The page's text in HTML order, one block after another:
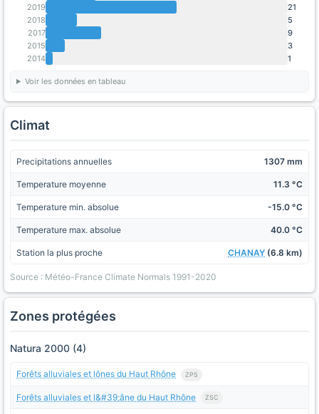
2019
21
2018
5
2017
9
2015
3
2014
1
Voir les données en tableau
Climat
Precipitations annuelles 1307 mm
Temperature moyenne 11.3 °C
Temperature min. absolue -15.0 °C
Temperature max. absolue 40.0 °C
Station la plus proche CHANAY (6.8 km)
Source : Météo-France Climate Normals 1991-2020
Zones protégées
Natura 2000 (4)
Forêts alluviales et lônes du Haut Rhône ZPS
Forêts alluviales et l&#39;âne du Haut Rhône ZSC